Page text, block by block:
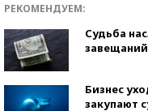
РЕКОМЕНДУЕМ:
Судьба
завещаний
Бизнес
закупают